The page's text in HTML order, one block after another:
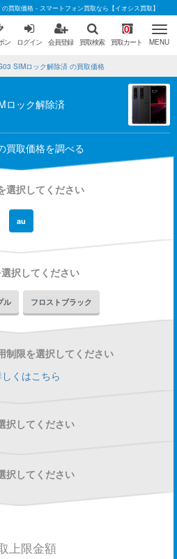
買取価格 - スマートフォン買取なら【イオシス買取】
ン ログイン 会員登録 買取検索
0
買取カート MENU
SIMロック解除済 の買取価格
ロック解除済
買取価格を調べる
選択してください
au
択してください
ル フロストブラック
制限を選択してください
くはこちら
択してください
択してください
上限金額